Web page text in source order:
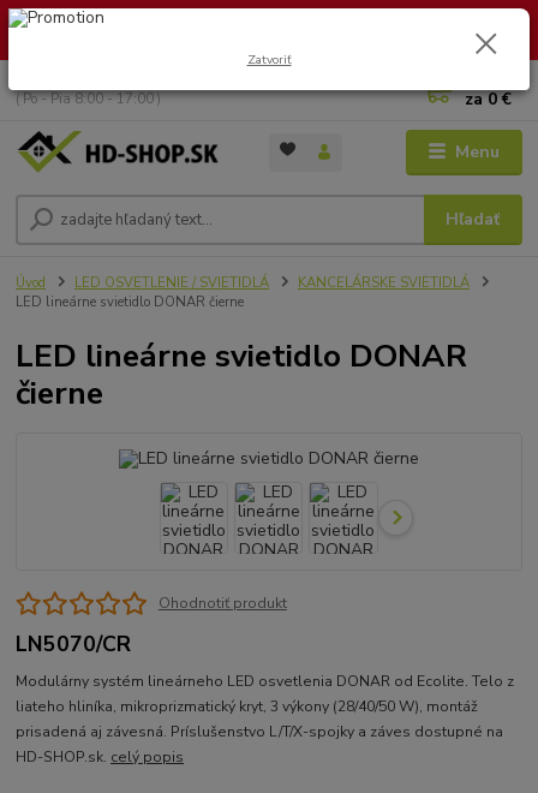
🏖️ DOVOLENKA 30.7.2026 – 9.8.2026 · Objednávky vybavíme po
Menu
Hľadať
( Po - Pia 8:00 - 17:00 )
za0 €
Úvod LED OSVETLENIE / SVIETIDLÁ
KANCELÁRSKE SVIETIDLÁ
LED lineárne svietidlo DONAR čierne
LED lineárne svietidlo DONAR
čierne
Ohodnotiť produkt
LN5070/CR
Modulárny systém lineárneho LED osvetlenia DONAR od Ecolite. Telo z
liateho hliníka, mikroprizmatický kryt, 3 výkony (28/40/50 W), montáž
prisadená aj závesná. Príslušenstvo L/T/X-spojky a záves dostupné na
HD-SHOP.sk. celý popis
Zatvoriť